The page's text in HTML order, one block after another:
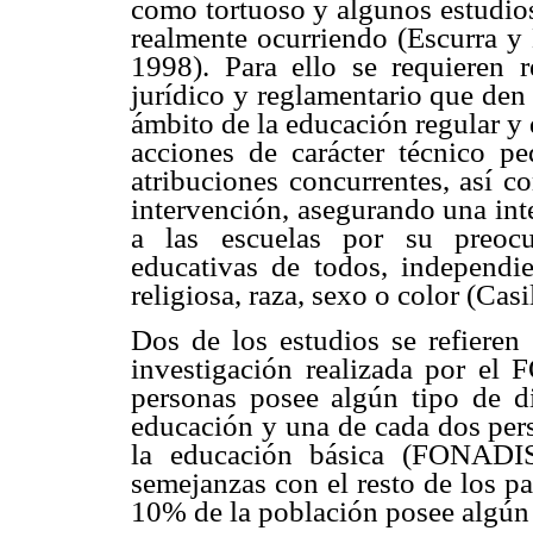
como tortuoso y algunos
realmente ocurriendo (Escurra
1998). Para ello se requieren
jurídico y reglamentario que
ámbito de la educación regular y
acciones de carácter técnico
atribuciones concurrentes, así
intervención, asegurando una
a las escuelas por su
educativas de todos,
religiosa, raza, sexo o color
Dos de los estudios se
investigación realizada por el
personas posee algún tipo de
educación y una de cada dos
la educación básica
semejanzas con el resto de los
10% de la población posee